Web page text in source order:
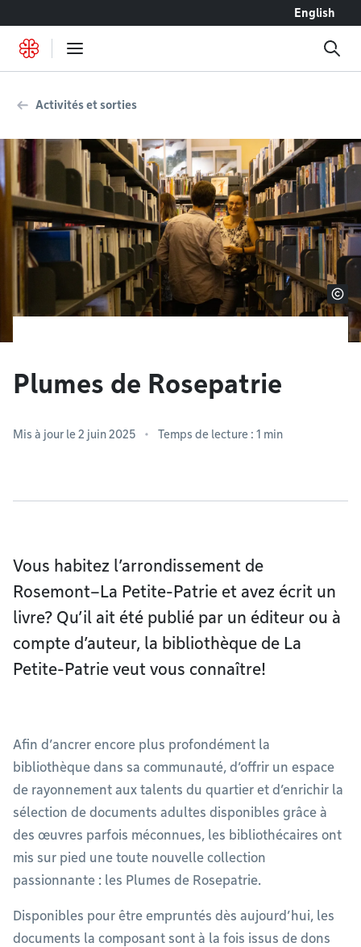
English
Activités et sorties
Plumes de Rosepatrie
Mis à jour le 2 juin 2025 Temps de lecture : 1 min
Vous habitez l’arrondissement de
Rosemont–La Petite-Patrie et avez écrit un
livre? Qu’il ait été publié par un éditeur ou à
compte d’auteur, la bibliothèque de La
Petite-Patrie veut vous connaître!
Afin d’ancrer encore plus profondément la
bibliothèque dans sa communauté, d’offrir un espace
de rayonnement aux talents du quartier et d’enrichir la
sélection de documents adultes disponibles grâce à
des œuvres parfois méconnues, les bibliothécaires ont
mis sur pied une toute nouvelle collection
passionnante : les Plumes de Rosepatrie.
Disponibles pour être empruntés dès aujourd’hui, les
documents la composant sont à la fois issus de dons